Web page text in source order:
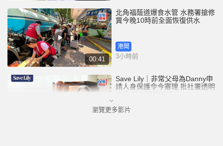
00:41
北角福蔭道爆食水管 水務署搶修
冀今晚10時前全面恢復供水
港聞
3小時前
Save Lily｜非常父母為Danny申
請人身保護令今審理 批社署透明
港聞
瀏覽更多影片